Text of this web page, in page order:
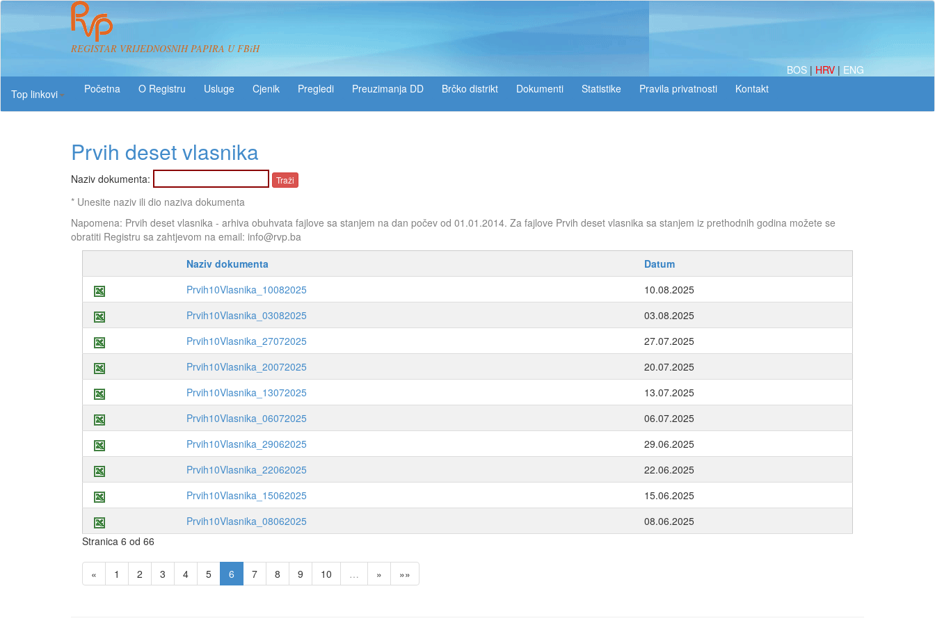
REGISTAR VRIJEDNOSNIH PAPIRA U FBiH
BOS | HRV | ENG
Top linkovi
O Registru Usluge Pregledi Preuzimanja DD Brčko distrikt Dokumenti Statistike
Prvih deset vlasnika
Naziv dokumenta:
* Unesite naziv ili dio naziva dokumenta
Napomena: Prvih deset vlasnika - arhiva obuhvata fajlove sa stanjem na dan počev od 01.01.2014. Za fajlove Prvih deset vlasnika sa stanjem iz prethodnih godina možete se
obratiti Registru sa zahtjevom na email: info@rvp.ba
Naziv dokumenta
Datum
Prvih10Vlasnika_10082025
10.08.2025
Prvih10Vlasnika_03082025
03.08.2025
Prvih10Vlasnika_27072025
27.07.2025
Prvih10Vlasnika_20072025
20.07.2025
Prvih10Vlasnika_13072025
13.07.2025
Prvih10Vlasnika_06072025
06.07.2025
Prvih10Vlasnika_29062025
29.06.2025
Prvih10Vlasnika_22062025
22.06.2025
Prvih10Vlasnika_15062025
15.06.2025
Prvih10Vlasnika_08062025
08.06.2025
Stranica 6 od 66
« 1 2 3 4 5 6 7 8 9 10 … » »»